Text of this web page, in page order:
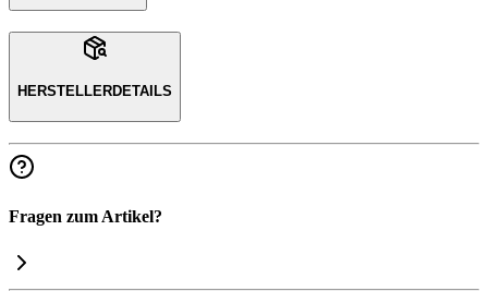
HERSTELLERDETAILS
Fragen zum Artikel?